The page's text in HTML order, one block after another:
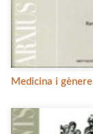
Medicina i gènere